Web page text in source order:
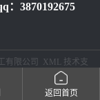
：3870192675
有限公司 XML
技术支
返回首页